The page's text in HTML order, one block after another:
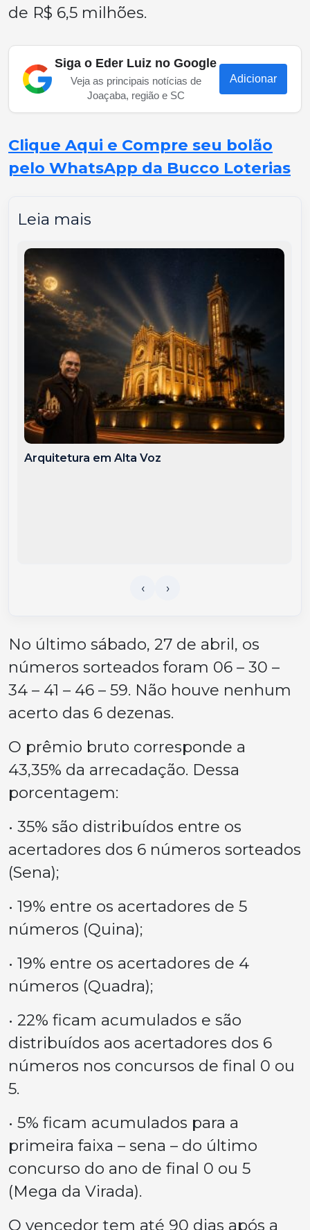
de R$ 6,5 milhões.
Siga o Eder Luiz no Google
Veja as principais notícias de
Joaçaba, região e SC
Adicionar
Clique Aqui e Compre seu bolão
pelo WhatsApp da Bucco Loterias
Leia mais
Arquitetura em Alta Voz
No último sábado, 27 de abril, os
números sorteados foram 06 – 30 –
34 – 41 – 46 – 59. Não houve nenhum
acerto das 6 dezenas.
O prêmio bruto corresponde a
43,35% da arrecadação. Dessa
porcentagem:
• 35% são distribuídos entre os
acertadores dos 6 números sorteados
(Sena);
• 19% entre os acertadores de 5
números (Quina);
• 19% entre os acertadores de 4
números (Quadra);
• 22% ficam acumulados e são
distribuídos aos acertadores dos 6
números nos concursos de final 0 ou
5.
• 5% ficam acumulados para a
primeira faixa – sena – do último
concurso do ano de final 0 ou 5
(Mega da Virada).
O vencedor tem até 90 dias após a